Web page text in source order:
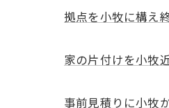
拠点を小牧に構え
家の片付けを小牧
事前見積りに小牧